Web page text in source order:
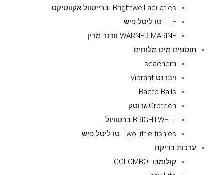
Brightwell aquatics -ברייטוול אקווטיקס
TLF טו ליטל פיש
WARNER MARINE וורנר מרין
תוספים מים מלוחים
seachem
ויברנט Vibrant
Bacto Balls
Grotech גרוטק
BRIGHTWELL ברטוויול
Two little fishies טו ליטל פיש
ערכות בדיקה
קולומבו -COLOMBO